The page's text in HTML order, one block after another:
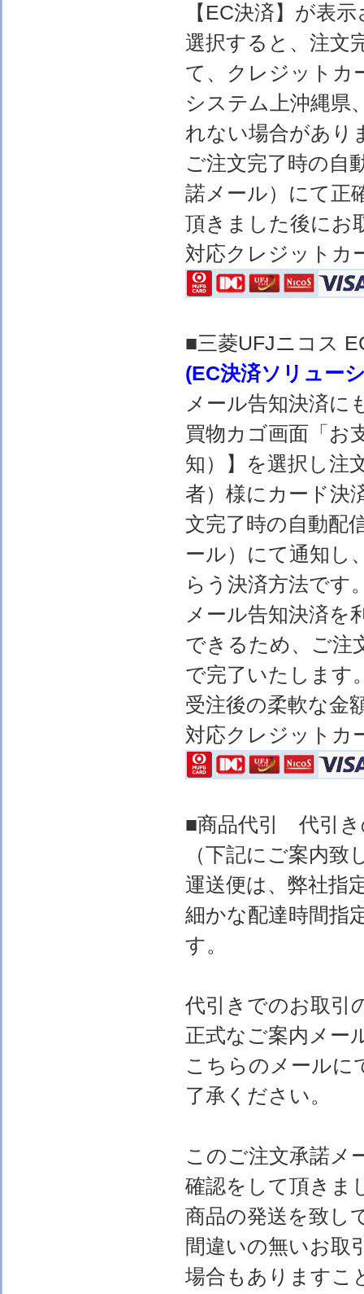
【EC決済】が表
選択すると、注文
て、クレジットカ
システム上沖縄県
れない場合があり
ご注文完了時の自
諾メール）にて正
頂きました後にお
対応クレジットカ
■三菱UFJニコス
(EC決済ソリュー
メール告知決済に
買物カゴ画面「お
知）】を選択し注
者）様にカード決
文完了時の自動配
ール）にて通知し
らう決済方法です
メール告知決済を
できるため、ご注
で完了いたします
受注後の柔軟な金
対応クレジットカ
■商品代引 代引き
（下記にご案内
運送便は、弊社指
細かな配達時間指
す。
代引きでのお取引
正式なご案内メー
こちらのメールに
了承ください。
このご注文承諾メ
確認をして頂きま
商品の発送を致し
間違いの無いお取
場合もありますこ